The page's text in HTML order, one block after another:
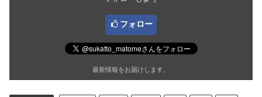
フォロー
最新情報をお届けします。